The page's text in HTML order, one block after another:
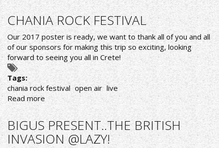
FLOTSAM
AND
JETSAM
O
DRUMMER
KEN
MARY
ΜΑΖΙ
ΤΟΥΣ
ΣΤΗΝ
ΠΕΡΙΟΔΕΙΑ!
CHANIA ROCK FESTIVAL
Our 2017 poster is ready, we want to thank all of you and all
of our sponsors for making this trip so exciting, looking
forward to seeing you all in Crete!
Tags:
chania rock festival open air live
Read more about
CHANIA
ROCK
FESTIVAL
BIGUS PRESENT..THE BRITISH
INVASION @LAZY!